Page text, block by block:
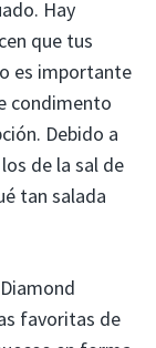
Hay
que tus
es importante
condimento
Debido a
de la sal de
tan salada
favoritas de